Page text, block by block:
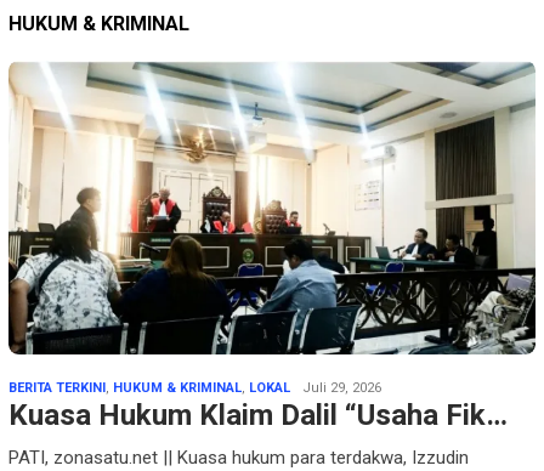
HUKUM & KRIMINAL
BERITA TERKINI , HUKUM & KRIMINAL, LOKAL Juli 29, 2026
Kuasa Hukum Klaim Dalil “Usaha Fik…
PATI, zonasatu.net || Kuasa hukum para terdakwa, Izzudin